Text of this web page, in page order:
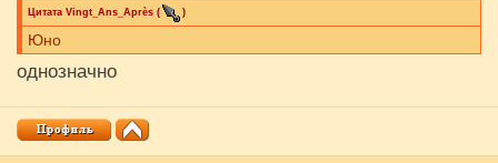
Цитата Vingt_Ans_Après ( )
Юно
однозначно